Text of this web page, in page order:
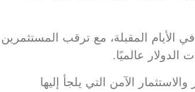
الأيام المقبلة، مع ترقب المستثمرين
الدولار عالميًا.
الآمن التي يلجأ إليها